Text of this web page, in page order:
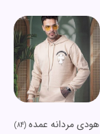
هودی مردانه عمده (84)